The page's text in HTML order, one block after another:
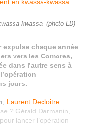
kwassa. (photo LD)
expulse chaque année
vers les Comores,
dans l’autre sens à
jours.
Laurent Decloitre
? Gérald Darmanin,
lancer l’opération